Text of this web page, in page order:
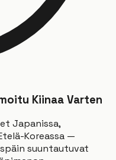
Kiinaa Varten
Japanissa,
Koreassa —
suuntautuvat